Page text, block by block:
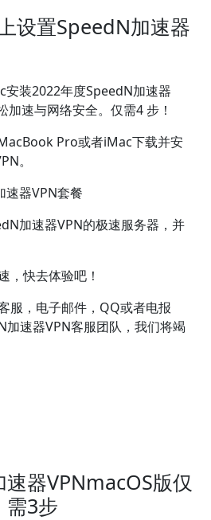
设置SpeedN加速器
装2022年度SpeedN加速器
加速与网络安全。仅需4 步！
Pro或者iMac下载并安
。
速器VPN套餐
加速器VPN的极速服务器，并
，快去体验吧！
服，电子邮件，QQ或者电报
速器VPN客服团队，我们将竭
器VPNmacOS版仅
需3步